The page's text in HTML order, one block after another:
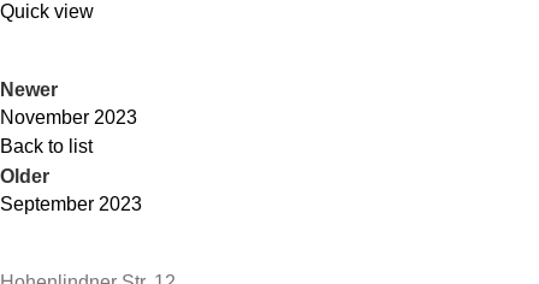
Quick view
Newer
November 2023
Back to list
Older
September 2023